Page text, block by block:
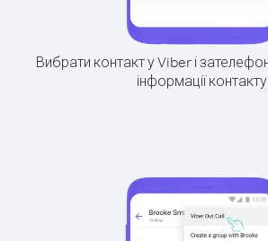
Вибрати контакт у Viber і
інформації контакту